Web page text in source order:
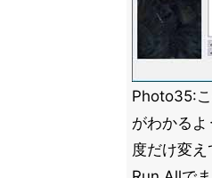
Photo35:
がわかる
度だけ変